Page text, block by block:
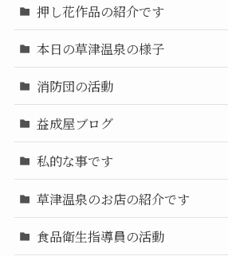
押し花作品の紹介です
本日の草津温泉の様子
消防団の活動
益成屋ブログ
私的な事です
草津温泉のお店の紹介です
食品衛生指導員の活動